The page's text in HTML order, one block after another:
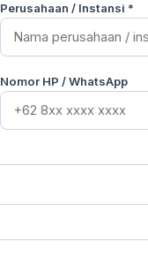
Perusahaan / Instansi *
Nomor HP / WhatsApp